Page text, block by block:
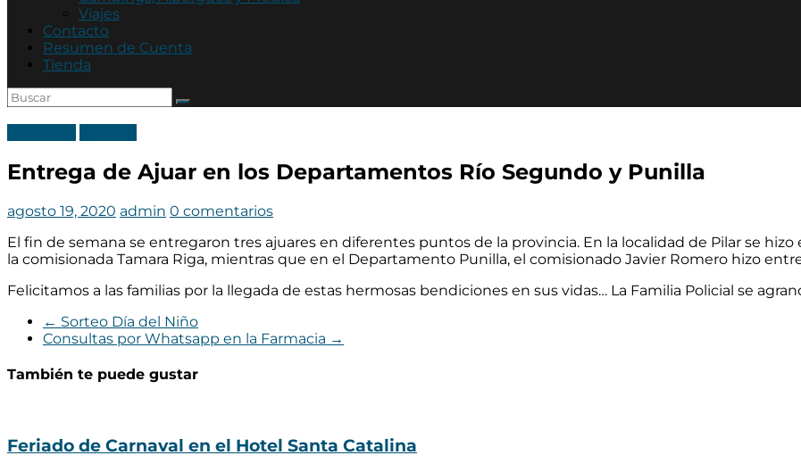
Policía
Córdoba
Viajes
Contacto
Resumen de Cuenta
Tienda
Entrega de Ajuar en los Departamentos Río Segundo y Punilla
agosto 19, 2020 admin 0 comentarios
El fin de semana se entregaron tres ajuares en diferentes puntos de la provincia. En la localidad de Pilar se
la comisionada Tamara Riga, mientras que en el Departamento Punilla, el comisionado Javier Romero hizo
Felicitamos a las familias por la llegada de estas hermosas bendiciones en sus vidas… La Familia Policial se
← Sorteo Día del Niño
Consultas por Whatsapp en la Farmacia →
También te puede gustar
Feriado de Carnaval en el Hotel Santa Catalina